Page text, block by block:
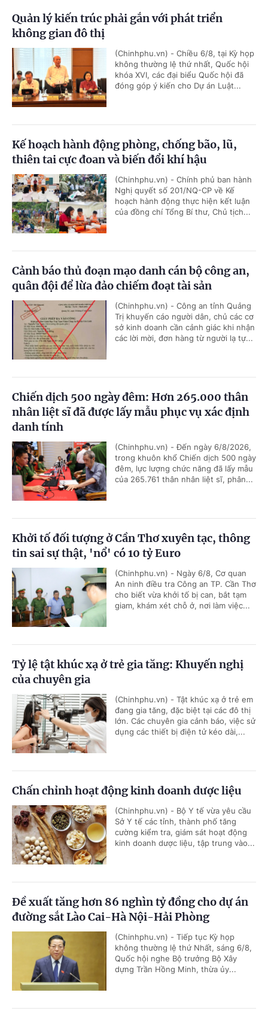
Quản lý kiến trúc phải gắn với phát triển
không gian đô thị
(Chinhphu.vn) - Chiều 6/8, tại Kỳ họp
không thường lệ thứ nhất, Quốc hội
khóa XVI, các đại biểu Quốc hội đã
đóng góp ý kiến cho Dự án Luật...
Kế hoạch hành động phòng, chống bão, lũ,
thiên tai cực đoan và biến đổi khí hậu
(Chinhphu.vn) - Chính phủ ban hành
Nghị quyết số 201/NQ-CP về Kế
hoạch hành động thực hiện kết luận
của đồng chí Tổng Bí thư, Chủ tịch...
Cảnh báo thủ đoạn mạo danh cán bộ công an,
quân đội để lừa đảo chiếm đoạt tài sản
(Chinhphu.vn) - Công an tỉnh Quảng
Trị khuyến cáo người dân, chủ các cơ
sở kinh doanh cần cảnh giác khi nhận
các lời mời, đơn hàng từ người lạ tự...
Chiến dịch 500 ngày đêm: Hơn 265.000 thân
nhân liệt sĩ đã được lấy mẫu phục vụ xác định
danh tính
(Chinhphu.vn) - Đến ngày 6/8/2026,
trong khuôn khổ Chiến dịch 500 ngày
đêm, lực lượng chức năng đã lấy mẫu
của 265.761 thân nhân liệt sĩ, phân...
Khởi tố đối tượng ở Cần Thơ xuyên tạc, thông
tin sai sự thật, 'nổ' có 10 tỷ Euro
(Chinhphu.vn) - Ngày 6/8, Cơ quan
An ninh điều tra Công an TP. Cần Thơ
cho biết vừa khởi tố bị can, bắt tạm
giam, khám xét chỗ ở, nơi làm việc...
Tỷ lệ tật khúc xạ ở trẻ gia tăng: Khuyến nghị
của chuyên gia
(Chinhphu.vn) - Tật khúc xạ ở trẻ em
đang gia tăng, đặc biệt tại các đô thị
lớn. Các chuyên gia cảnh báo, việc sử
dụng các thiết bị điện tử kéo dài,...
Chấn chỉnh hoạt động kinh doanh dược liệu
(Chinhphu.vn) - Bộ Y tế vừa yêu cầu
Sở Y tế các tỉnh, thành phố tăng
cường kiểm tra, giám sát hoạt động
kinh doanh dược liệu, tập trung vào...
Đề xuất tăng hơn 86 nghìn tỷ đồng cho dự án
đường sắt Lào Cai-Hà Nội-Hải Phòng
(Chinhphu.vn) - Tiếp tục Kỳ họp
không thường lệ thứ Nhất, sáng 6/8,
Quốc hội nghe Bộ trưởng Bộ Xây
dựng Trần Hồng Minh, thừa ủy...